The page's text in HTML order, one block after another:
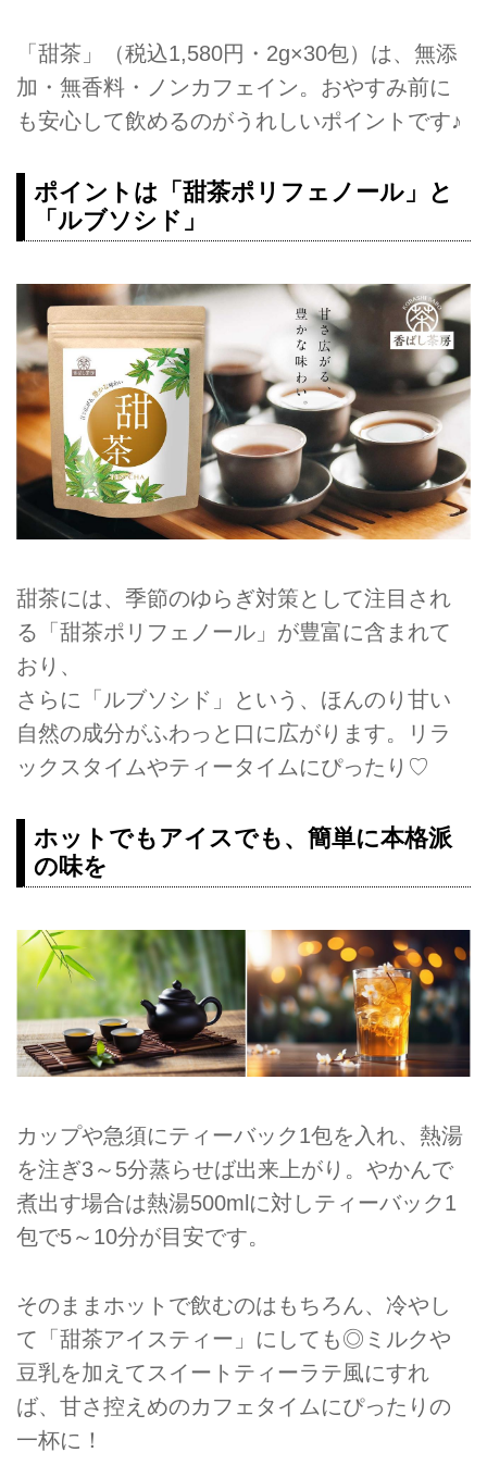
「甜茶」（税込1,580円・2g×30包）は、無添
加・無香料・ノンカフェイン。おやすみ前に
も安心して飲めるのがうれしいポイントです♪
ポイントは「甜茶ポリフェノール」と
「ルブソシド」
甜茶には、季節のゆらぎ対策として注目され
る「甜茶ポリフェノール」が豊富に含まれて
おり、
さらに「ルブソシド」という、ほんのり甘い
自然の成分がふわっと口に広がります。リラ
ックスタイムやティータイムにぴったり♡
ホットでもアイスでも、簡単に本格派
の味を
カップや急須にティーバック1包を入れ、熱湯
を注ぎ3～5分蒸らせば出来上がり。やかんで
煮出す場合は熱湯500mlに対しティーバック1
包で5～10分が目安です。
そのままホットで飲むのはもちろん、冷やし
て「甜茶アイスティー」にしても◎ミルクや
豆乳を加えてスイートティーラテ風にすれ
ば、甘さ控えめのカフェタイムにぴったりの
一杯に！